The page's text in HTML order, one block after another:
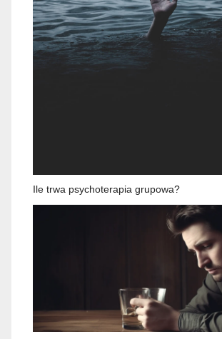
Ile trwa psychoterapia grupowa?